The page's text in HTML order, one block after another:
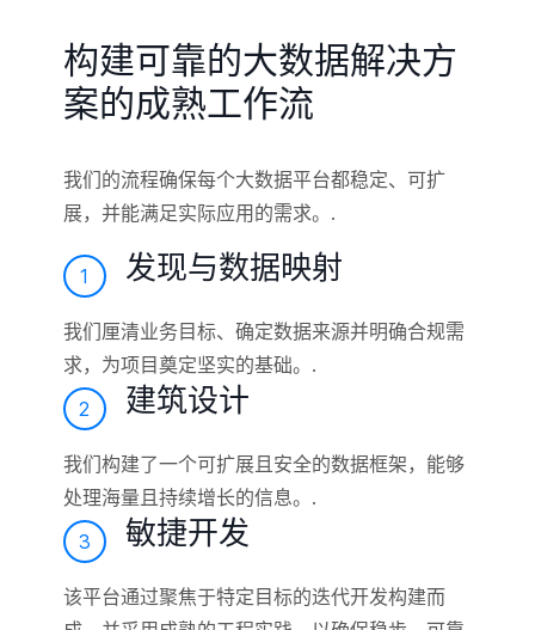
构建可靠的大数据解决方
案的成熟工作流
我们的流程确保每个大数据平台都稳定、可扩
展，并能满足实际应用的需求。.
1 发现与数据映射
我们厘清业务目标、确定数据来源并明确合规需
求，为项目奠定坚实的基础。.
2
建筑设计
我们构建了一个可扩展且安全的数据框架，能够
处理海量且持续增长的信息。.
3
敏捷开发
该平台通过聚焦于特定目标的迭代开发构建而